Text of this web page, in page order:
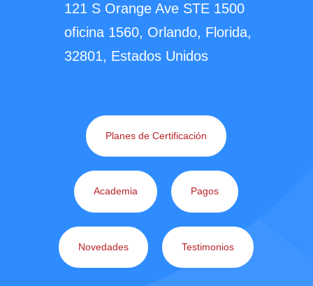
121 S Orange Ave STE 1500
oficina 1560, Orlando, Florida,
32801, Estados Unidos
Planes de Certificación
Academia Pagos
Novedades Testimonios